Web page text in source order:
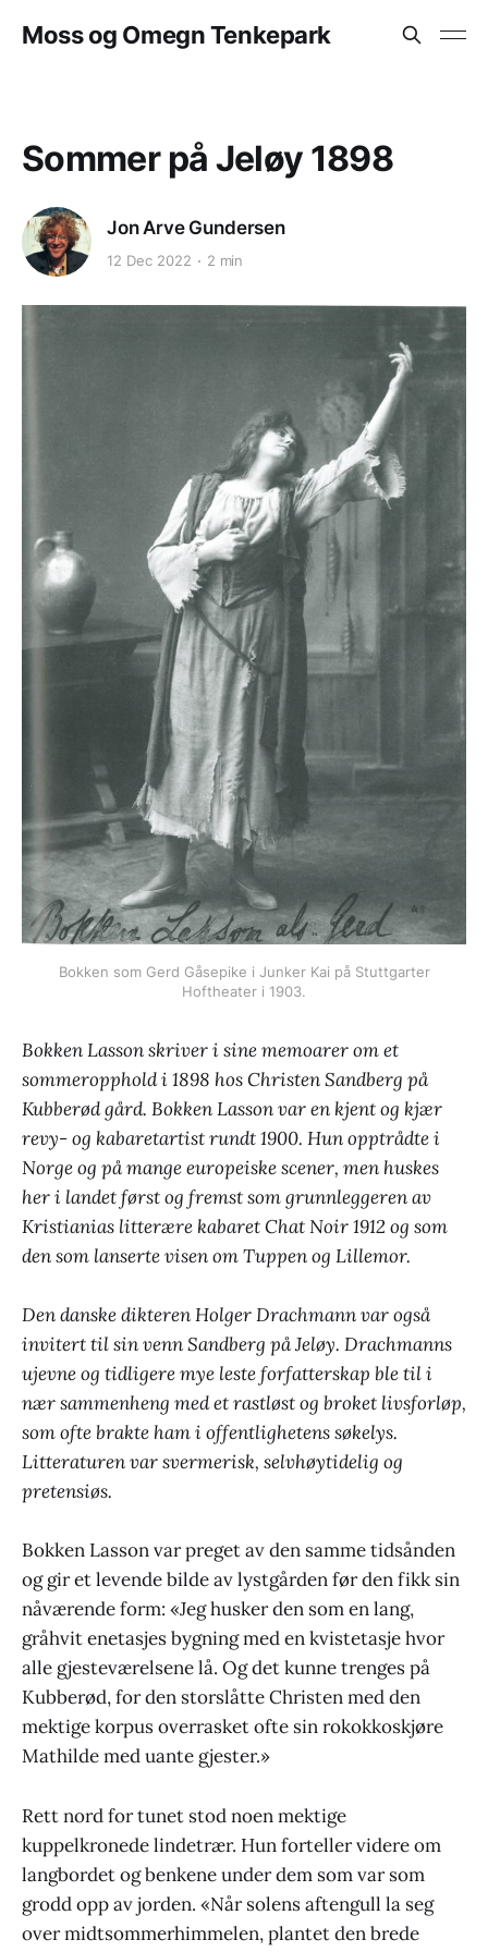
Moss og Omegn Tenkepark
Sommer på Jeløy 1898
Jon Arve Gundersen
12 Dec 2022 2 min
Bokken som Gerd Gåsepike i Junker Kai på Stuttgarter
Hoftheater i 1903.
Bokken Lasson skriver i sine memoarer om et
sommeropphold i 1898 hos Christen Sandberg på
Kubberød gård. Bokken Lasson var en kjent og kjær
revy- og kabaretartist rundt 1900. Hun opptrådte i
Norge og på mange europeiske scener, men huskes
her i landet først og fremst som grunnleggeren av
Kristianias litterære kabaret Chat Noir 1912 og som
den som lanserte visen om Tuppen og Lillemor.
Den danske dikteren Holger Drachmann var også
invitert til sin venn Sandberg på Jeløy. Drachmanns
ujevne og tidligere mye leste forfatterskap ble til i
nær sammenheng med et rastløst og broket livsforløp,
som ofte brakte ham i offentlighetens søkelys.
Litteraturen var svermerisk, selvhøytidelig og
pretensiøs.
Bokken Lasson var preget av den samme tidsånden
og gir et levende bilde av lystgården før den fikk sin
nåværende form: «Jeg husker den som en lang,
gråhvit enetasjes bygning med en kvistetasje hvor
alle gjesteværelsene lå. Og det kunne trenges på
Kubberød, for den storslåtte Christen med den
mektige korpus overrasket ofte sin rokokkoskjøre
Mathilde med uante gjester.»
Rett nord for tunet stod noen mektige
kuppelkronede lindetrær. Hun forteller videre om
langbordet og benkene under dem som var som
grodd opp av jorden. «Når solens aftengull la seg
over midtsommerhimmelen, plantet den brede